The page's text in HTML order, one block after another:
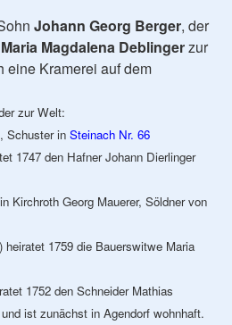
Johann Georg Berger, der
Maria Magdalena Deblingerzur
eine Kramerei auf dem
zur Welt:
Schuster in Steinach Nr. 66
1747 den Hafner Johann Dierlinger
Kirchroth Georg Mauerer, Söldner von
heiratet 1759 die Bauerswitwe Maria
1752 den Schneider Mathias
ist zunächst in Agendorf wohnhaft.